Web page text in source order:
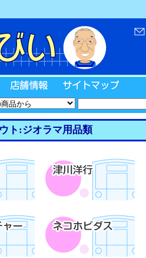
ト:ジオラマ用品類